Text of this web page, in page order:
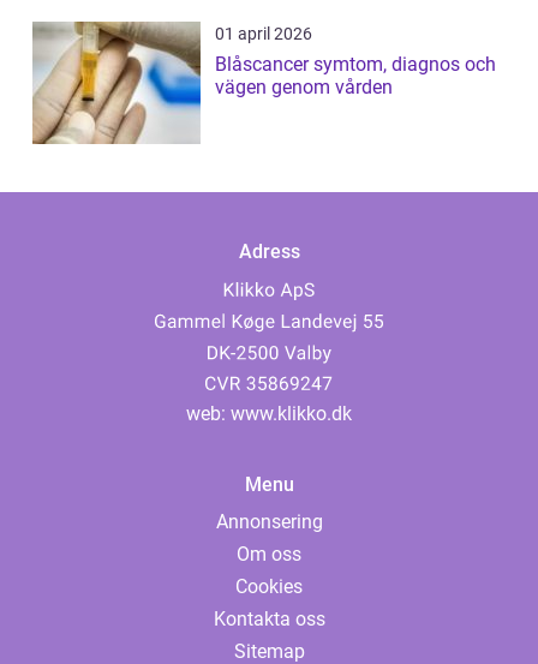
01 april 2026
Blåscancer symtom, diagnos och
vägen genom vården
Adress
web: www.klikko.dk
Menu
Annonsering
Om oss
Cookies
Kontakta oss
Sitemap